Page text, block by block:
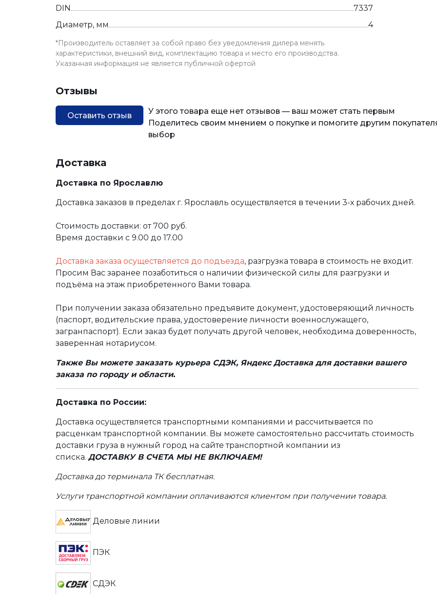
DIN
7337
Диаметр, мм
4
*Производитель оставляет за собой право без уведомления дилера менять
характеристики, внешний вид, комплектацию товара и место его производства.
Указанная информация не является публичной офертой
Отзывы
Оставить отзыв
У этого товара еще нет отзывов — ваш может стать первым
Поделитесь своим мнением о покупке и помогите другим
выбор
Доставка
Доставка по Ярославлю
Доставка заказов в пределах г. Ярославль осуществляется в течении 3-х рабочих дней.
Стоимость доставки: от 700 руб.
Время доставки с 9.00 до 17.00
Доставка заказа осуществляется до подъезда, разгрузка товара в стоимость не входит.
Просим Вас заранее позаботиться о наличии физической силы для разгрузки и
подъёма на этаж приобретенного Вами товара.
При получении заказа обязательно предъявите документ, удостоверяющий личность
(паспорт, водительские права, удостоверение личности военнослужащего,
загранпаспорт). Если заказ будет получать другой человек, необходима доверенность,
заверенная нотариусом.
Также Вы можете заказать курьера СДЭК, Яндекс Доставка для доставки вашего
заказа по городу и области.
Доставка по России:
Доставка осуществляется транспортными компаниями и рассчитывается по
расценкам транспортной компании. Вы можете самостоятельно рассчитать стоимость
доставки груза в нужный город на сайте транспортной компании из
списка. ДОСТАВКУ В СЧЕТА МЫ НЕ ВКЛЮЧАЕМ!
Доставка до терминала ТК бесплатная.
Услуги транспортной компании оплачиваются клиентом при получении товара.
Деловые линии
ПЭК
СДЭК